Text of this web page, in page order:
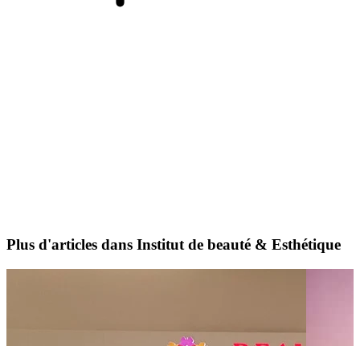
Plus d'articles dans Institut de beauté & Esthétique